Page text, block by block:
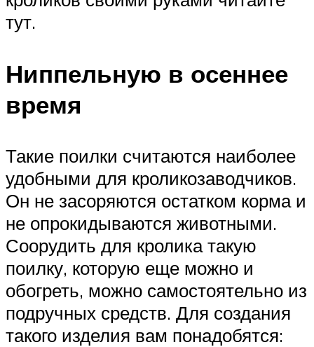
тут.
Ниппельную в осеннее
время
Такие поилки считаются наиболее
удобными для кроликозаводчиков.
Он не засоряются остатком корма и
не опрокидываются животными.
Соорудить для кролика такую
поилку, которую еще можно и
обогреть, можно самостоятельно из
подручных средств. Для создания
такого изделия вам понадобятся: